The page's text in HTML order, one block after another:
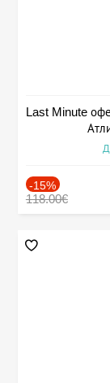
Last Minute
-15%
118.00€